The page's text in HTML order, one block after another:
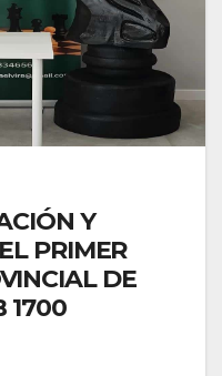
Y
PRIMER
DE
1700